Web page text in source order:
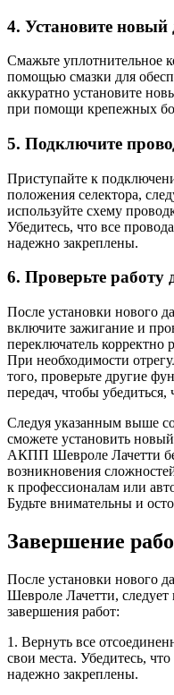
4. Установите новый
Смажьте уплотнительное
помощью смазки для
аккуратно установите
при помощи крепежных
5. Подключите
Приступайте к
положения селектора,
используйте схему
Убедитесь, что все
надежно закреплены.
6. Проверьте работу
После установки нового
включите зажигание и
переключатель корректно
При необходимости
того, проверьте другие
передач, чтобы убедиться,
Следуя указанным выше
сможете установить
АКПП Шевроле Лачетти
возникновения
к профессионалам или
Будьте внимательны и
Завершение
После установки нового
Шевроле Лачетти,
завершения работ:
1. Вернуть все
свои места. Убедитесь,
надежно закреплены.